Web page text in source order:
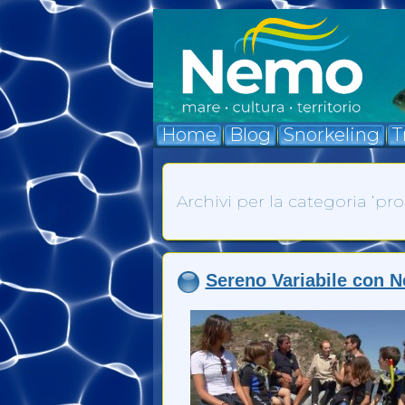
Home Blog Snorkeling
Archivi per la categoria
Sereno Variabile con